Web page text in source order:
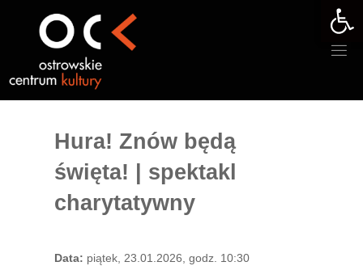
Hura! Znów będą
święta! | spektakl
charytatywny
Data: piątek, 23.01.2026, godz. 10:30